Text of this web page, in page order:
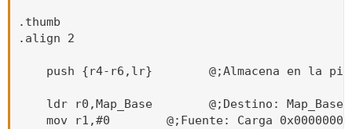
.thumb
.align 2
push {r4-r6,lr}        @;Almacena en la
    ldr r0,Map_Base        @;Destino: Map_Base
mov r1,#0        @;Fuente: Carga